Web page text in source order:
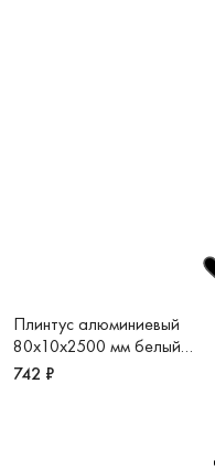
Плинтус алюминиевый
80х10х2500 мм белый
матовый RAL9016 Adhesive
742 ₽